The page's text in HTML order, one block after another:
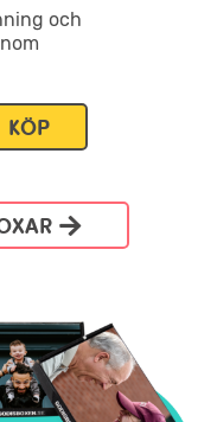
och
KÖP